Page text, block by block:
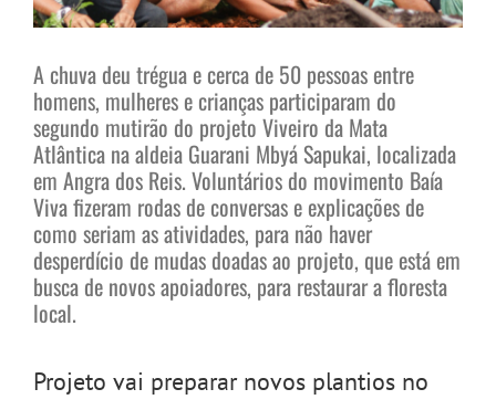
A chuva deu trégua e cerca de 50 pessoas entre
homens, mulheres e crianças participaram do
segundo mutirão do projeto Viveiro da Mata
Atlântica na aldeia Guarani Mbyá Sapukai, localizada
em Angra dos Reis. Voluntários do movimento Baía
Viva fizeram rodas de conversas e explicações de
como seriam as atividades, para não haver
desperdício de mudas doadas ao projeto, que está em
busca de novos apoiadores, para restaurar a floresta
local.
Projeto vai preparar novos plantios no